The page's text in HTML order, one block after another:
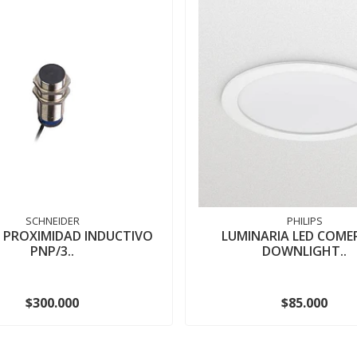
SCHNEIDER
PROXIMIDAD INDUCTIVO
PNP/3..
$300.000
PHILIPS
LUMINARIA LED
DOWNLIGHT..
$85.000